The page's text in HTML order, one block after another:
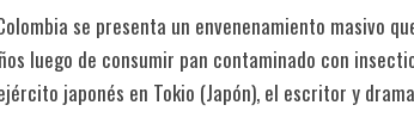
se presenta un envenenamiento masivo
luego de consumir pan contaminado con
japonés en Tokio (Japón), el escritor y